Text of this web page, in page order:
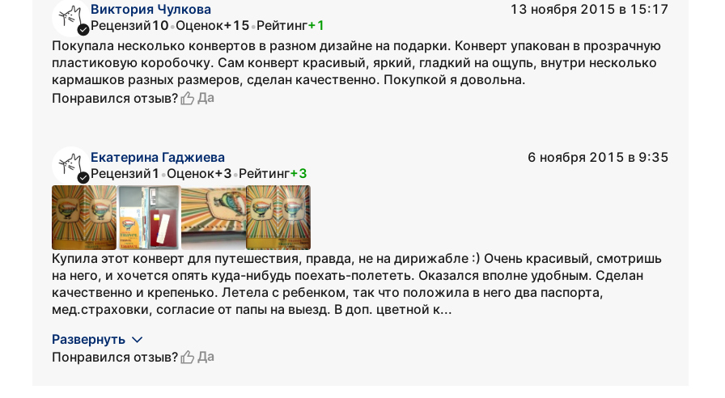
Виктория Чулкова
13 ноября 2015 в 15:17
Рецензий10•Оценок+15•Рейтинг+1
Покупала несколько конвертов в разном дизайне на подарки. Конверт упакован в прозрачную
пластиковую коробочку. Сам конверт красивый, яркий, гладкий на ощупь, внутри несколько
кармашков разных размеров, сделан качественно. Покупкой я довольна.
Понравился отзыв?
Да
Екатерина Гаджиева
6 ноября 2015 в 9:35
Рецензий1 •Оценок+3•Рейтинг+3
Купила этот конверт для путешествия, правда, не на дирижабле :) Очень красивый, смотришь
на него, и хочется опять куда-нибудь поехать-полететь. Оказался вполне удобным. Сделан
качественно и крепенько. Летела с ребенком, так что положила в него два паспорта,
мед.страховки, согласие от папы на выезд. В доп. цветной к...
Развернуть
Понравился отзыв?
Да